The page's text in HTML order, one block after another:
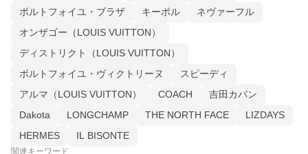
ポルトフォイユ・ブラザ
キーポル
ネヴァーフル
オンザゴー（LOUIS VUITTON）
ディストリクト（LOUIS VUITTON）
ポルトフォイユ・ヴィクトリーヌ
スピーディ
アルマ（LOUIS VUITTON）
COACH
吉田カバン
Dakota
LONGCHAMP THE NORTH FACE
LIZDAYS
HERMES
IL BISONTE
関連キーワード